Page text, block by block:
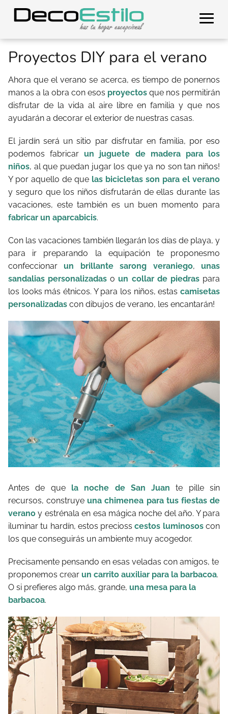
Proyectos DIY para el verano
Ahora que el verano se acerca, es tiempo de ponernos
manos a la obra con esos proyectos que nos permitirán
disfrutar de la vida al aire libre en familia y que nos
ayudarán a decorar el exterior de nuestras casas.
El jardín será un sitio par disfrutar en familia, por eso
podemos fabricar un juguete de madera para los
niños, al que puedan jugar los que ya no son tan niños!
Y por aquello de que las bicicletas son para el verano
y seguro que los niños disfrutarán de ellas durante las
vacaciones, este también es un buen momento para
fabricar un aparcabicis.
Con las vacaciones también llegarán los días de playa, y
para ir preparando la equipación te proponesmo
confeccionar un brillante sarong veraniego, unas
sandalias personalizadas o un collar de piedraspara
los looks más étnicos. Y para los niños, estas camisetas
personalizadas con dibujos de verano, les encantarán!
Antes de que la noche de San Juan te pille sin
recursos, construye una chimenea para tus fiestas de
verano y estrénala en esa mágica noche del año. Y para
iluminar tu hardín, estos preciosscestos luminososcon
los que conseguirás un ambiente muy acogedor.
Precisamente pensando en esas veladas con amigos, te
proponemos crear un carrito auxiliar para la barbacoa.
O si prefieres algo más, grande, una mesa para la
barbacoa.